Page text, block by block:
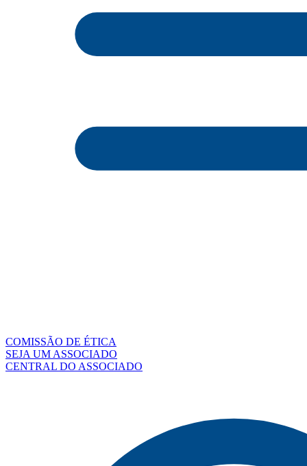
COMISSÃO DE ÉTICA
SEJA UM ASSOCIADO
CENTRAL DO ASSOCIADO